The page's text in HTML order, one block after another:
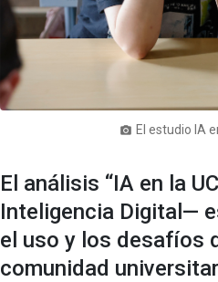
photo_camera El estudio IA
El análisis “IA en la
Inteligencia Digital—
el uso y los desafíos
comunidad